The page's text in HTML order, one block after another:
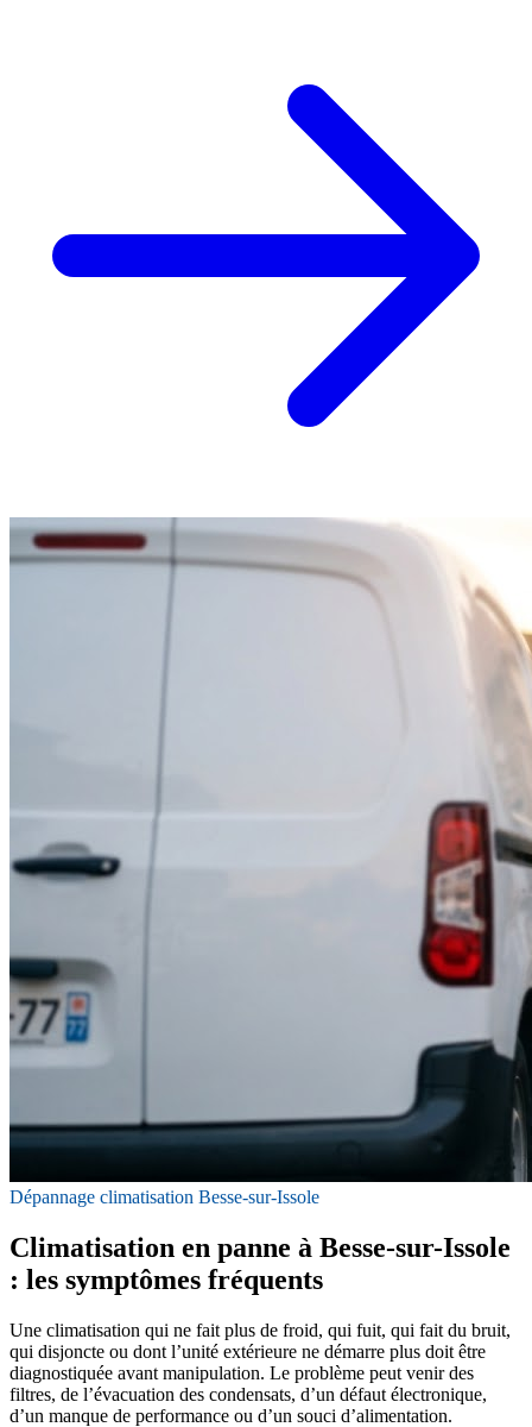
Dépannage climatisation Besse-sur-Issole
Climatisation en panne à Besse-sur-Issole
: les symptômes fréquents
Une climatisation qui ne fait plus de froid, qui fuit, qui fait du bruit,
qui disjoncte ou dont l’unité extérieure ne démarre plus doit être
diagnostiquée avant manipulation. Le problème peut venir des
filtres, de l’évacuation des condensats, d’un défaut électronique,
d’un manque de performance ou d’un souci d’alimentation.